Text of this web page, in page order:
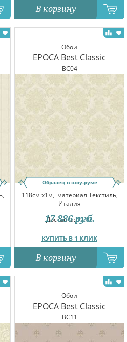
В корзину
Обои
EPOCA Best Classic
BC04
Образец в шоу-руме
118см x1м, материал Текстиль,
Италия
Доставка:12.08
КУПИТЬ В 1 КЛИК
17 886 руб.
В корзину
Обои
EPOCA Best Classic
BC11